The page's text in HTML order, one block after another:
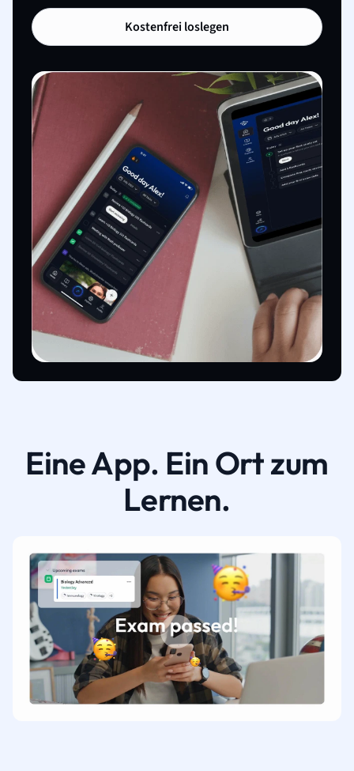
Kostenfrei loslegen
Eine App. Ein Ort zum
Lernen.